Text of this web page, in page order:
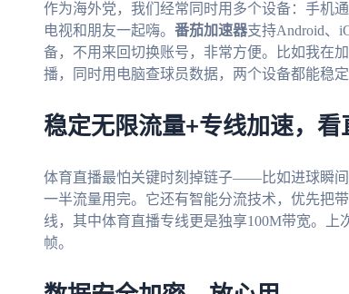
作为海外党，我们经常同时用多个设备：手机
电视和朋友一起嗨。 番茄加速器支持Android、
备，不用来回切换账号，非常方便。比如我在
播，同时用电脑查球员数据，两个设备都能稳定
稳定无限流量+专线加速，看
体育直播最怕关键时刻掉链子——比如进球瞬间
一半流量用完。它还有智能分流技术，优先把
线，其中体育直播专线更是独享100M带宽。
帧。